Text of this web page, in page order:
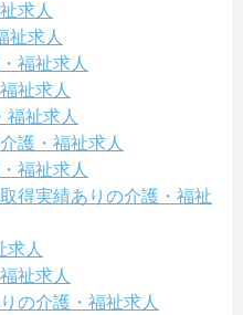
求人
祉求人
福祉求人
祉求人
祉求人
護・福祉求人
福祉求人
得実績ありの介護・福祉
求人
祉求人
の介護・福祉求人